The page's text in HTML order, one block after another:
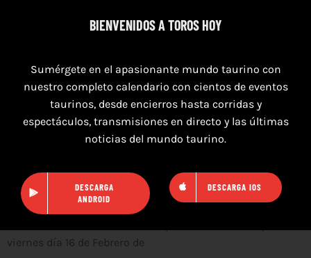
13
02, 2024
febrero 13th, 2024
GANADERÍA PACO MARTÍ COMUNICADO DE PRENSA Desde la
viernes día 16 de Febrero de
BIENVENIDOS A TOROS HOY
Sumérgete en el apasionante mundo taurino con
nuestro completo calendario con cientos de eventos
taurinos, desde encierros hasta corridas y
espectáculos, transmisiones en directo y las últimas
noticias del mundo taurino.
DESCARGA
ANDROID
DESCARGA IOS